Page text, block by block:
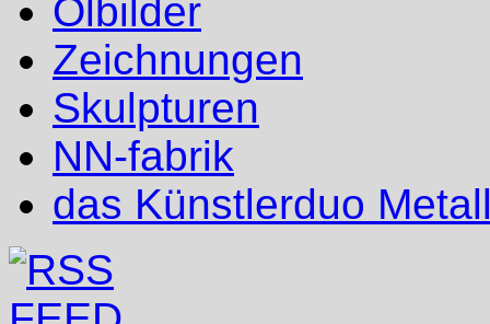
Ölbilder
Zeichnungen
Skulpturen
NN-fabrik
das Künstlerduo